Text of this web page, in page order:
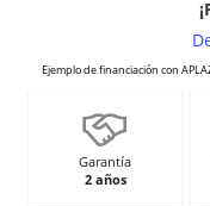
Garantía
2 años